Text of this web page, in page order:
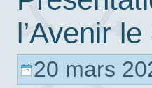
l’Avenir
20 mars